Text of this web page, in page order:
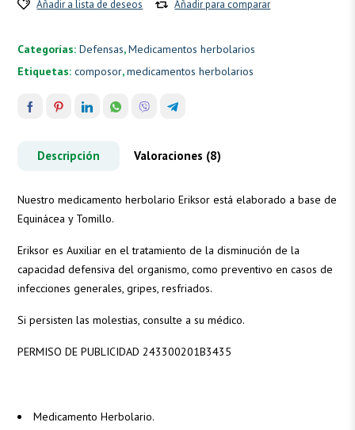
Añadir a lista de deseos Añadir para comparar
Categorías:Defensas,Medicamentos herbolarios
Etiquetas:composor,medicamentos herbolarios
Descripción Valoraciones (8)
Nuestro medicamento herbolario Eriksor está elaborado a base de
Equinácea y Tomillo.
Eriksor es Auxiliar en el tratamiento de la disminución de la
capacidad defensiva del organismo, como preventivo en casos de
infecciones generales, gripes, resfriados.
Si persisten las molestias, consulte a su médico.
PERMISO DE PUBLICIDAD 243300201B3435
Medicamento Herbolario.